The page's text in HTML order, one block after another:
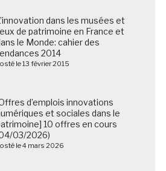
dans les musées et
de patrimoine en France et
le Monde: cahier des
2014
le 13 février 2015
d’emplois innovations
et sociales dans le
10 offres en cours
03/2026)
le 4 mars 2026